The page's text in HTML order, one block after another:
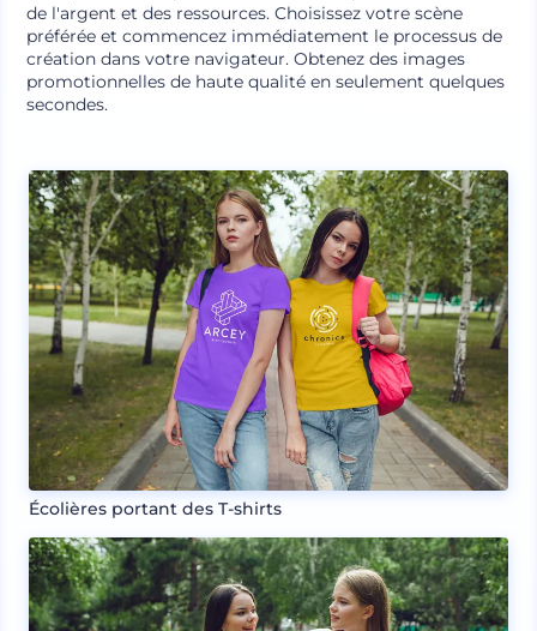
de l'argent et des ressources. Choisissez votre scène
préférée et commencez immédiatement le processus de
création dans votre navigateur. Obtenez des images
promotionnelles de haute qualité en seulement quelques
secondes.
Écolières portant des T-shirts